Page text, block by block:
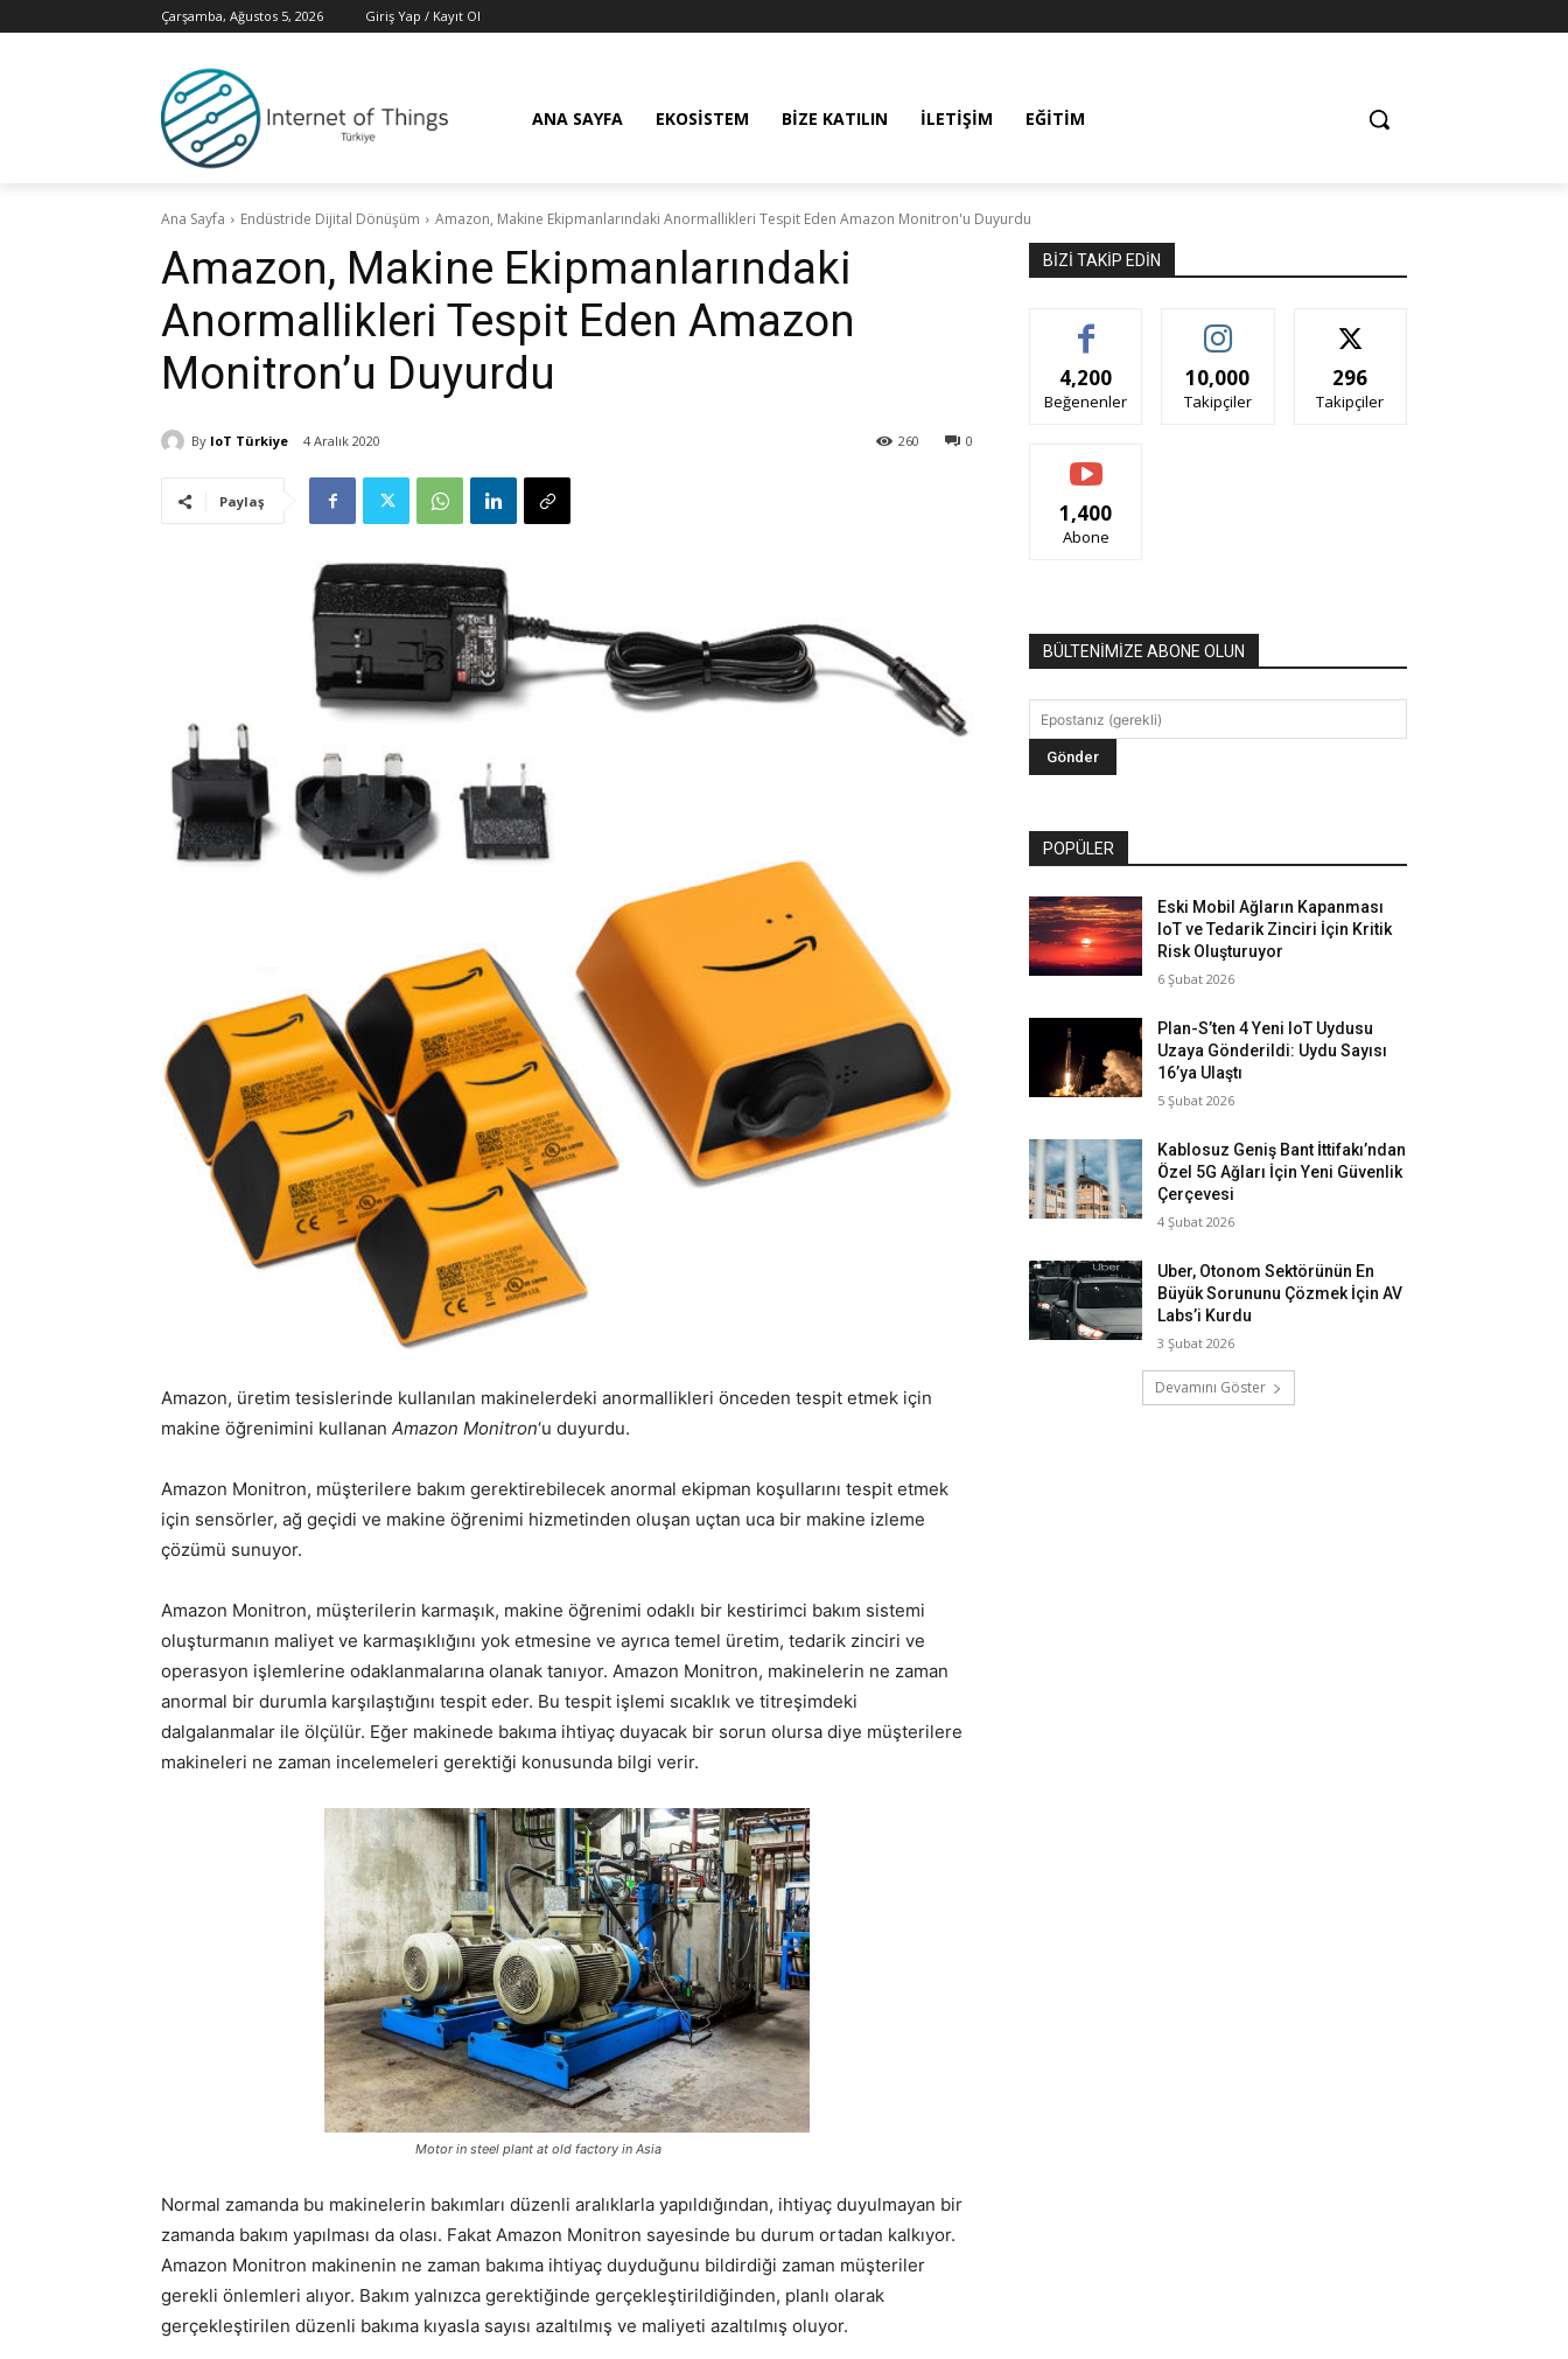
Çarşamba, Ağustos 5, 2026 Giriş Yap / Kayıt Ol
ANA SAYFA EKOSISTEM BIZE KATILIN İLETIŞIM EĞITIM
Ana Sayfa Endüstride Dijital Dönüşüm Amazon, Makine Ekipmanlarındaki Anormallikleri Tespit Eden Amazon Monitron'u Duyurdu
Amazon, Makine Ekipmanlarındaki
Anormallikleri Tespit Eden Amazon
Monitron’u Duyurdu
By IoT Türkiye 4 Aralık 2020 0
260
Paylaş
Amazon, üretim tesislerinde kullanılan makinelerdeki anormallikleri önceden tespit etmek için
makine öğrenimini kullanan Amazon Monitron‘u duyurdu.
Amazon Monitron, müşterilere bakım gerektirebilecek anormal ekipman koşullarını tespit etmek
için sensörler, ağ geçidi ve makine öğrenimi hizmetinden oluşan uçtan uca bir makine izleme
çözümü sunuyor.
Amazon Monitron, müşterilerin karmaşık, makine öğrenimi odaklı bir kestirimci bakım sistemi
oluşturmanın maliyet ve karmaşıklığını yok etmesine ve ayrıca temel üretim, tedarik zinciri ve
operasyon işlemlerine odaklanmalarına olanak tanıyor. Amazon Monitron, makinelerin ne zaman
anormal bir durumla karşılaştığını tespit eder. Bu tespit işlemi sıcaklık ve titreşimdeki
dalgalanmalar ile ölçülür. Eğer makinede bakıma ihtiyaç duyacak bir sorun olursa diye müşterilere
makineleri ne zaman incelemeleri gerektiği konusunda bilgi verir.
Motor in steel plant at old factory in Asia
Normal zamanda bu makinelerin bakımları düzenli aralıklarla yapıldığından, ihtiyaç duyulmayan bir
zamanda bakım yapılması da olası. Fakat Amazon Monitron sayesinde bu durum ortadan kalkıyor.
Amazon Monitron makinenin ne zaman bakıma ihtiyaç duyduğunu bildirdiği zaman müşteriler
gerekli önlemleri alıyor. Bakım yalnızca gerektiğinde gerçekleştirildiğinden, planlı olarak
gerçekleştirilen düzenli bakıma kıyasla sayısı azaltılmış ve maliyeti azaltılmış oluyor.
BIZI TAKIP EDIN
4,200
Beğenenler
10,000
Takipçiler
296
Takipçiler
1,400
Abone
BÜLTENİMİZE ABONE OLUN
POPÜLER
Eski Mobil Ağların Kapanması
IoT ve Tedarik Zinciri İçin Kritik
Risk Oluşturuyor
6 Şubat 2026
Plan-S’ten 4 Yeni IoT Uydusu
Uzaya Gönderildi: Uydu Sayısı
16’ya Ulaştı
5 Şubat 2026
Kablosuz Geniş Bant İttifakı’ndan
Özel 5G Ağları İçin Yeni Güvenlik
Çerçevesi
4 Şubat 2026
Uber, Otonom Sektörünün En
Büyük Sorununu Çözmek İçin AV
Labs’i Kurdu
3 Şubat 2026
Devamını Göster